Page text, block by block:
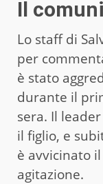
Il
Lo staff di
per
è stato
durante il
sera. Il
il figlio, e
è avvicinato
agitazione.